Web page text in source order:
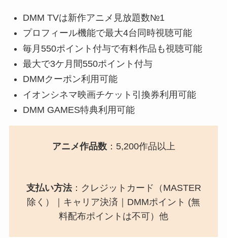
DMM TVは新作アニメ見放題数№1
プロフィール機能で最大4台同時視聴可能
毎月550ポイント付与で有料作品も視聴可能
最大で3ケ月間550ポイント付与
DMMクーポン利用可能
イオンシネマ映画チケット引換券利用可能
DMM GAMES特典利用可能
アニメ作品数：5,200作品以上
支払い方法：クレジットカード（MASTER
除く）｜キャリア決済｜DMMポイント (無
料配布ポイントは不可）他